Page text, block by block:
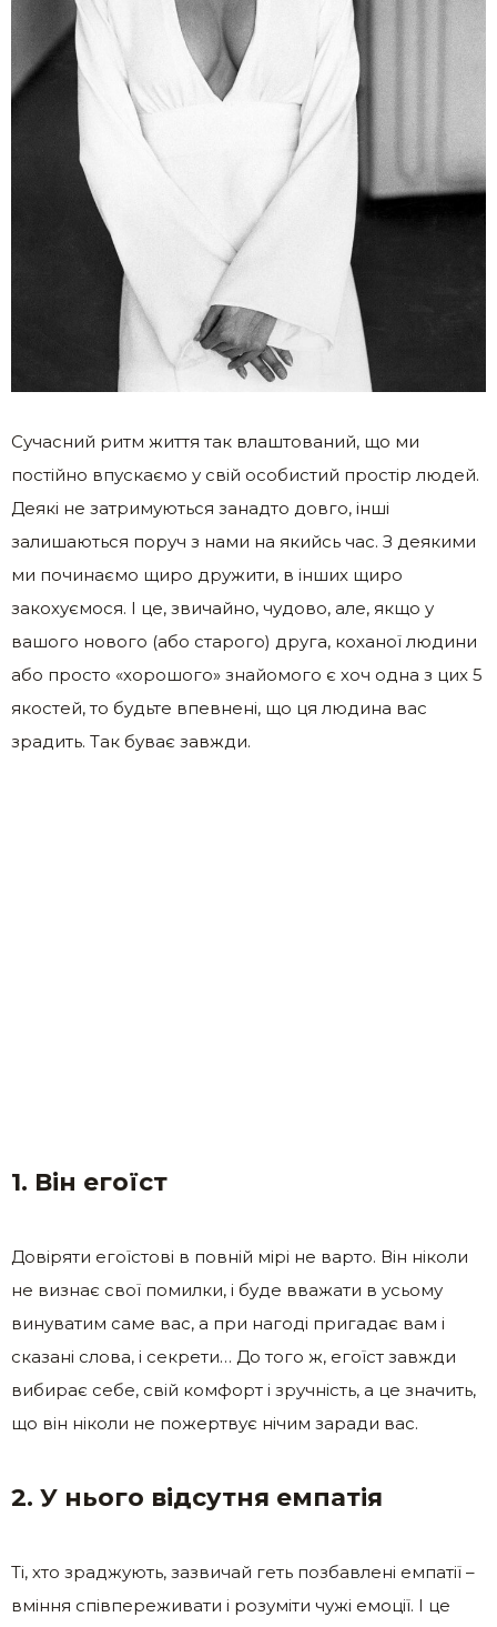
Сучасний ритм життя так влаштований, що ми
постійно впускаємо у свій особистий простір людей.
Деякі не затримуються занадто довго, інші
залишаються поруч з нами на якийсь час. З деякими
ми починаємо щиро дружити, в інших щиро
закохуємося. І це, звичайно, чудово, але, якщо у
вашого нового (або старого) друга, коханої людини
або просто «хорошого» знайомого є хоч одна з цих 5
якостей, то будьте впевнені, що ця людина вас
зрадить. Так буває завжди.
1. Він егоїст
Довіряти егоїстові в повній мірі не варто. Він ніколи
не визнає свої помилки, і буде вважати в усьому
винуватим саме вас, а при нагоді пригадає вам і
сказані слова, і секрети… До того ж, егоїст завжди
вибирає себе, свій комфорт і зручність, а це значить,
що він ніколи не пожертвує нічим заради вас.
2. У нього відсутня емпатія
Ті, хто зраджують, зазвичай геть позбавлені емпатії –
вміння співпереживати і розуміти чужі емоції. І це